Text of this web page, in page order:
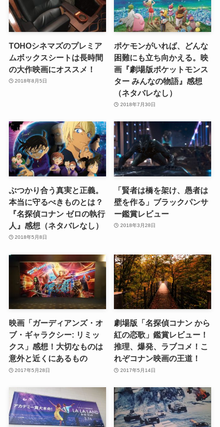
TOHOシネマズのプレミア
ムボックスシートは長時間
の大作映画にオススメ！
2018年8月5日
ポケモンがいれば、どんな
困難にも立ち向かえる。映
画『劇場版ポケットモンス
ター みんなの物語』感想
（ネタバレなし）
2018年7月30日
ぶつかり合う真実と正義。
本当に守るべきものとは？
『名探偵コナン ゼロの執行
人』感想（ネタバレなし）
2018年5月8日
「賢者は橋を架け、愚者は
壁を作る」ブラックパンサ
ー鑑賞レビュー
2018年3月28日
映画「ガーディアンズ・オ
ブ・ギャラクシー: リミッ
クス」感想！大切なものは
意外と近くにあるもの
2017年5月28日
劇場版「名探偵コナン から
紅の恋歌」鑑賞レビュー！
推理、爆発、ラブコメ！こ
れぞコナン映画の王道！
2017年5月14日